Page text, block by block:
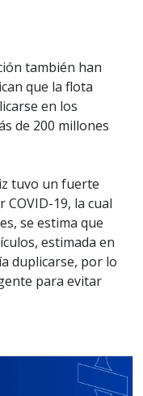
también han
que la flota
en los
de 200 millones
tuvo un fuerte
19, la cual
se estima que
estimada en
duplicarse, por lo
para evitar